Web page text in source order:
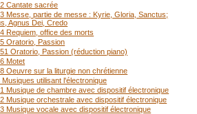
Cantate sacrée
Messe, partie de messe : Kyrie, Gloria, Sanctus;
Agnus Dei, Credo
Requiem, office des morts
Oratorio, Passion
Oratorio, Passion (réduction piano)
Motet
Oeuvre sur la liturgie non chrétienne
Musiques utilisant l'électronique
Musique de chambre avec dispositif électronique
Musique orchestrale avec dispositif électronique
Musique vocale avec dispositif électronique